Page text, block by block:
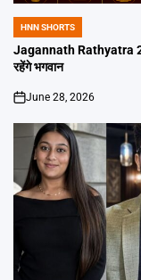
POSTED
IN
HNN SHORTS
Jagannath Rathyatra
रहेंगे भगवान
on
June 28, 2026